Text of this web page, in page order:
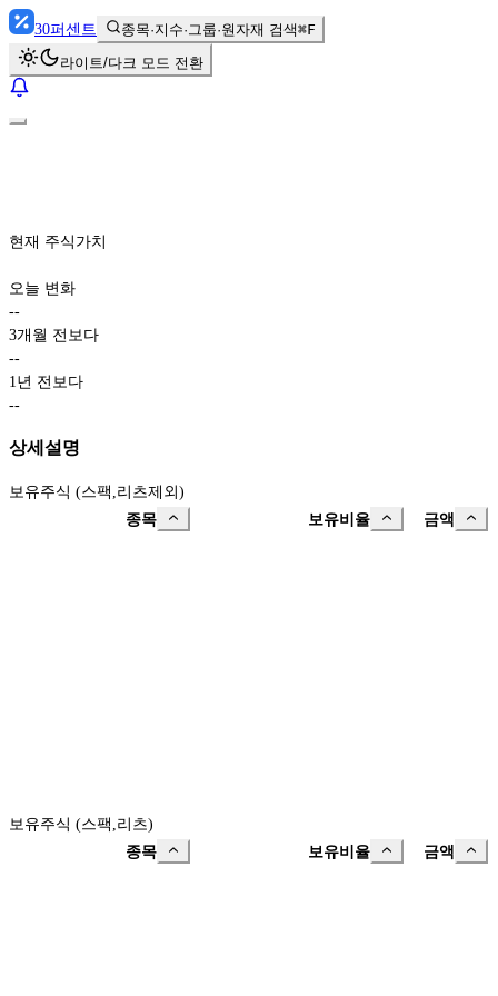
30퍼센트 종목·지수·그룹·원자재 검색⌘F
라이트/다크 모드 전환
현재 주식가치
오늘 변화
--
3개월 전보다
--
1년 전보다
--
상세설명
보유주식 (스팩,리츠제외)
종목
보유비율 금액
보유주식 (스팩,리츠)
종목
보유비율 금액